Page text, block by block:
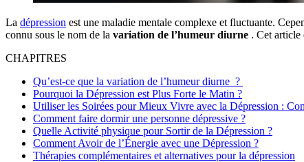
La dépression est une maladie mentale complexe et fluctuante.
connu sous le nom de la variation de l’humeur diurne . Cet article
CHAPITRES
Qu’est-ce que la variation de l’humeur diurne ?
Pourquoi la Dépression est Plus Forte le Matin ?
Utiliser les Soirées pour Mieux Vivre avec la Dépression :
Comment faire dormir une personne dépressive ?
Quelle Activité physique pour Sortir de la Dépression ?
Comment Avoir de l’Énergie avec une Dépression ?
Thérapies complémentaires et alternatives pour la dépression